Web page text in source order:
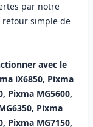
par notre
retour simple de
avec le
iX6850, Pixma
Pixma MG5600,
Pixma
Pixma MG7150,